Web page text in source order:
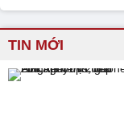
TIN MỚI